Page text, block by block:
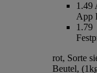
1.49
App
1.79
rot, Sorte
Beutel,